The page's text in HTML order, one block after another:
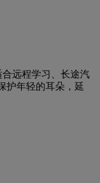
远程学习、长途汽
护年轻的耳朵，延